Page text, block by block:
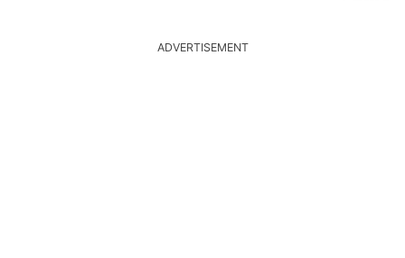
ADVERTISEMENT